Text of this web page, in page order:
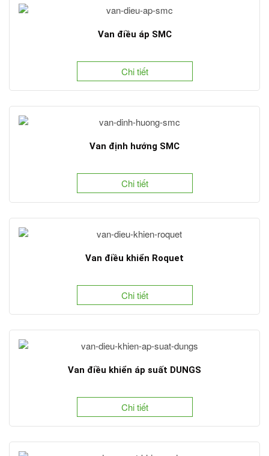
Van điều áp SMC
Chi tiết
Van định hướng SMC
Chi tiết
Van điều khiển Roquet
Chi tiết
Van điều khiển áp suất DUNGS
Chi tiết